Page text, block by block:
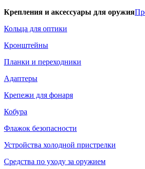
Крепления и аксессуары для оружия
Кольца для оптики
Кронштейны
Планки и переходники
Адаптеры
Крепежи для фонаря
Кобура
Флажок безопасности
Устройства холодной пристрелки
Средства по уходу за оружием